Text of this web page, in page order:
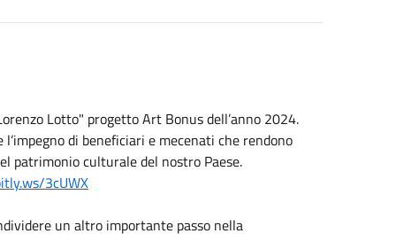
Lotto" progetto Art Bonus dell’anno 2024.
di beneficiari e mecenati che rendono
patrimonio culturale del nostro Paese.
3cUWX
un altro importante passo nella